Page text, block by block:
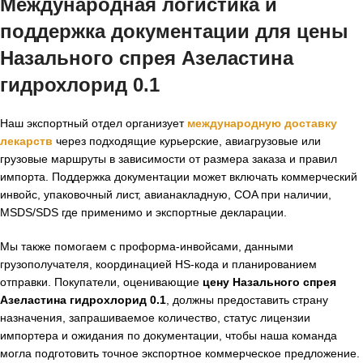
поддержка документации для цены
Назального спрея Азеластина
гидрохлорид 0.1
Наш экспортный отдел организует международную доставку
лекарств через подходящие курьерские, авиагрузовые или
грузовые маршруты в зависимости от размера заказа и правил
импорта. Поддержка документации может включать коммерческий
инвойс, упаковочный лист, авианакладную, COA при наличии,
MSDS/SDS где применимо и экспортные декларации.
Мы также помогаем с проформа-инвойсами, данными
грузополучателя, координацией HS-кода и планированием
отправки. Покупатели, оценивающие цену Назального спрея
Азеластина гидрохлорид 0.1 , должны предоставить страну
назначения, запрашиваемое количество, статус лицензии
импортера и ожидания по документации, чтобы наша команда
могла подготовить точное экспортное коммерческое предложение.